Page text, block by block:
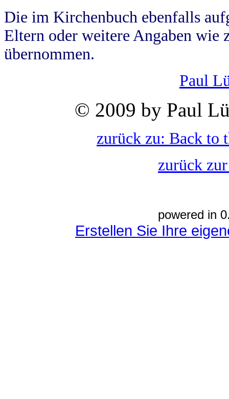
Die im Kirchenbuch ebenfalls
Eltern oder weitere Angaben wie
übernommen.
Paul
© 2009 by Paul
zurück zu: Back to
zurück
powered in
Erstellen Sie Ihre